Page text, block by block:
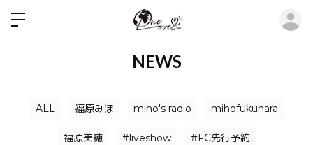
NEWS
ALL 福原みほ miho's radio mihofukuhara
福原美穂 #liveshow #FC先行予約